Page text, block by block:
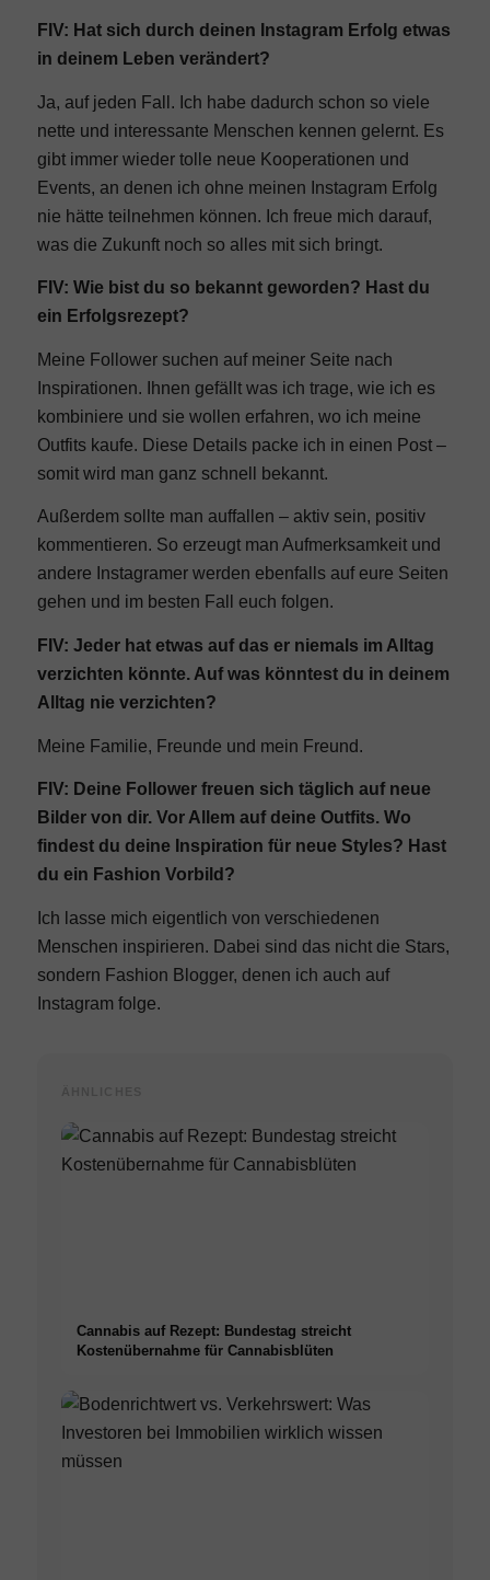
FIV: Hat sich durch deinen Instagram Erfolg etwas
in deinem Leben verändert?
Ja, auf jeden Fall. Ich habe dadurch schon so viele
nette und interessante Menschen kennen gelernt. Es
gibt immer wieder tolle neue Kooperationen und
Events, an denen ich ohne meinen Instagram Erfolg
nie hätte teilnehmen können. Ich freue mich darauf,
was die Zukunft noch so alles mit sich bringt.
FIV: Wie bist du so bekannt geworden? Hast du
ein Erfolgsrezept?
Meine Follower suchen auf meiner Seite nach
Inspirationen. Ihnen gefällt was ich trage, wie ich es
kombiniere und sie wollen erfahren, wo ich meine
Outfits kaufe. Diese Details packe ich in einen Post –
somit wird man ganz schnell bekannt.
Außerdem sollte man auffallen – aktiv sein, positiv
kommentieren. So erzeugt man Aufmerksamkeit und
andere Instagramer werden ebenfalls auf eure Seiten
gehen und im besten Fall euch folgen.
FIV: Jeder hat etwas auf das er niemals im Alltag
verzichten könnte. Auf was könntest du in deinem
Alltag nie verzichten?
Meine Familie, Freunde und mein Freund.
FIV: Deine Follower freuen sich täglich auf neue
Bilder von dir. Vor Allem auf deine Outfits. Wo
findest du deine Inspiration für neue Styles? Hast
du ein Fashion Vorbild?
Ich lasse mich eigentlich von verschiedenen
Menschen inspirieren. Dabei sind das nicht die Stars,
sondern Fashion Blogger, denen ich auch auf
Instagram folge.
Cannabis auf Rezept: Bundestag streicht
Kostenübernahme für Cannabisblüten